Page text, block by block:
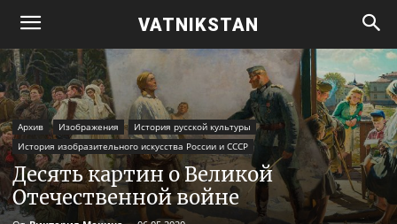
VATNIKSTAN
Архив Изображения
История русской культуры
История изобразительного искусства России и СССР
Десять картин о Великой
Отечественной войне